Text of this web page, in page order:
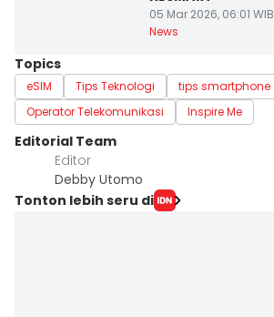
05 Mar 2026, 06:01 WIB
News
Topics
eSIM Tips Teknologi
tips smartphone
Operator Telekomunikasi
Inspire Me
Editorial Team
Editor
Debby Utomo
Tonton lebih seru di